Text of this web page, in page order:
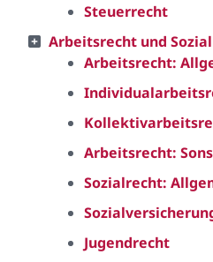
Steuerrecht
Arbeitsrecht und
Arbeitsrecht:
Arbeitsrecht:
Sozialrecht:
Jugendrecht